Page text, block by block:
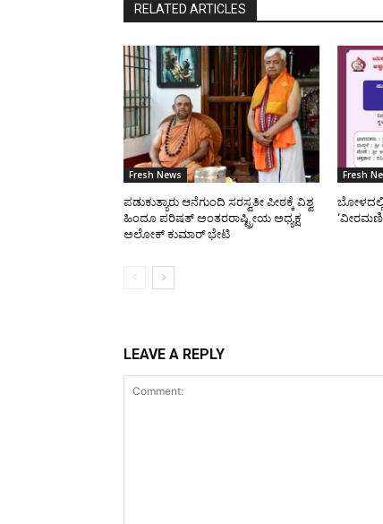
RELATED ARTICLES
Fresh News
ಪಡುಕುತ್ಯಾರು ಆನೆಗುಂದಿ ಸರಸ್ವತೀ ಪೀಠಕ್ಕೆ ವಿಶ್ವ
ಹಿಂದೂ ಪರಿಷತ್ ಅಂತರರಾಷ್ಟ್ರೀಯ ಅಧ್ಯಕ್ಷ
ಅಲೋಕ್ ಕುಮಾರ್ ಭೇಟಿ
Fresh
ಬೋಳದಲ್ಲಿ
‘ವೀರಮಣಿ
LEAVE A REPLY